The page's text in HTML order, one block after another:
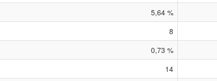
5,64 %
8
0,73 %
14